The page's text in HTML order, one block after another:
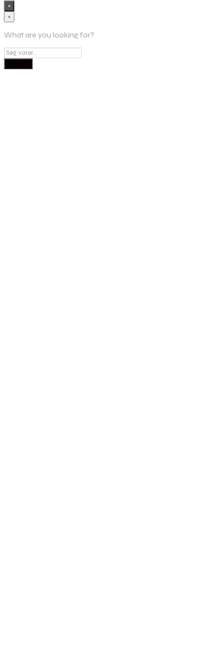
×
×
What are you looking for?